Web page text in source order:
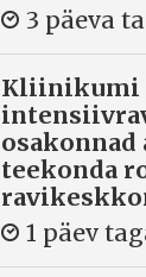
3 päeva
Kliinikumi
osakonnad
teekonda
1 päev